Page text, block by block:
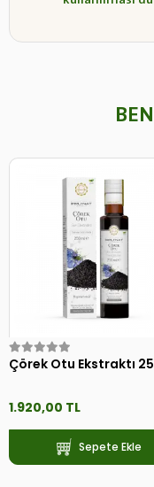
Çörek Otu Ekstraktı
1.920,00 TL
Sepete Ekle